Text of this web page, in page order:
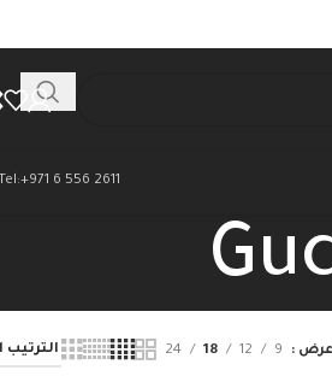
Tel:+971 6 556 2611
عرض 9
12
18
24